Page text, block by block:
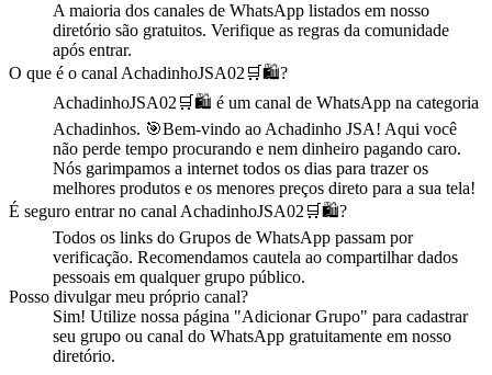
A maioria dos canales de WhatsApp listados em nosso
diretório são gratuitos. Verifique as regras da comunidade
após entrar.
O que é o canal AchadinhoJSA02🛒🛍️?
AchadinhoJSA02🛒🛍️ é um canal de WhatsApp na categoria
Achadinhos. 🎯Bem-vindo ao Achadinho JSA! Aqui você
não perde tempo procurando e nem dinheiro pagando caro.
Nós garimpamos a internet todos os dias para trazer os
melhores produtos e os menores preços direto para a sua tela!
É seguro entrar no canal AchadinhoJSA02🛒🛍️?
Todos os links do Grupos de WhatsApp passam por
verificação. Recomendamos cautela ao compartilhar dados
pessoais em qualquer grupo público.
Posso divulgar meu próprio canal?
Sim! Utilize nossa página "Adicionar Grupo" para cadastrar
seu grupo ou canal do WhatsApp gratuitamente em nosso
diretório.